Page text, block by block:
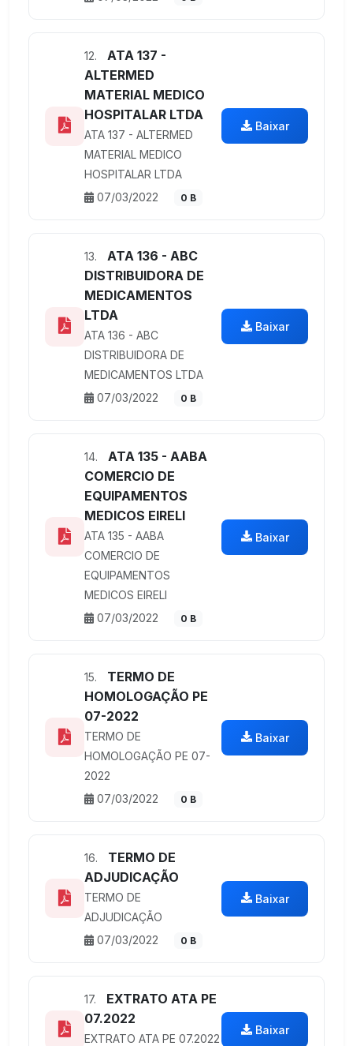
12.
ATA 137 -
ALTERMED
MATERIAL MEDICO
HOSPITALAR LTDA
ATA 137 - ALTERMED
MATERIAL MEDICO
HOSPITALAR LTDA
07/03/2022
0 B
Baixar
13.
ATA 136 - ABC
DISTRIBUIDORA DE
MEDICAMENTOS
LTDA
ATA 136 - ABC
DISTRIBUIDORA DE
MEDICAMENTOS LTDA
07/03/2022
0 B
Baixar
14.
ATA 135 - AABA
COMERCIO DE
EQUIPAMENTOS
MEDICOS EIRELI
ATA 135 - AABA
COMERCIO DE
EQUIPAMENTOS
MEDICOS EIRELI
07/03/2022
0 B
Baixar
15.
TERMO DE
HOMOLOGAÇÃO PE
07-2022
TERMO DE
HOMOLOGAÇÃO PE 07-
2022
07/03/2022
0 B
Baixar
16.
TERMO DE
ADJUDICAÇÃO
TERMO DE
ADJUDICAÇÃO
07/03/2022
0 B
Baixar
17.
EXTRATO ATA PE
07.2022
EXTRATO ATA PE 07.2022
Baixar